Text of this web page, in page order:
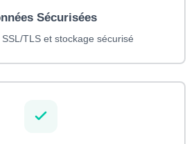
Sécurisées
TLS et stockage sécurisé